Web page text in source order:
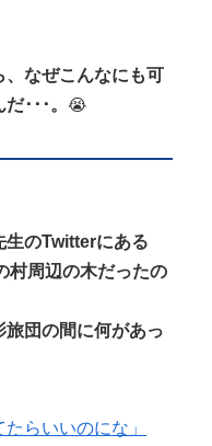
、なぜこんなにも可
･･･。 😭
生のTwitterにある
村周辺の木だったの
旅団の間に何があっ
らいいのにな」